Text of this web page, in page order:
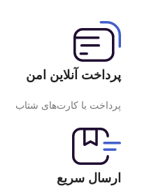
پرداخت آنلاین امن
پرداخت با کارت‌های شتاب
ارسال سریع